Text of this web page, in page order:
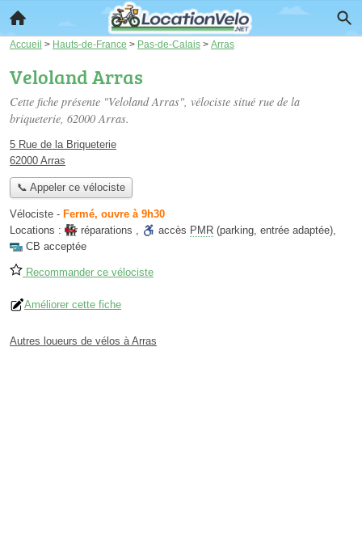
Accueil > Hauts-de-France > Pas-de-Calais > Arras
Veloland Arras
Cette fiche présente "Veloland Arras", vélociste situé rue de la
briqueterie, 62000 Arras.
5 Rue de la Briqueterie
62000 Arras
📞 Appeler ce vélociste
Vélociste - Fermé, ouvre à 9h30
Locations :
réparations , accès PMR (parking, entrée adaptée),
CB acceptée
Recommander ce vélociste
Améliorer cette fiche
Autres loueurs de vélos à Arras